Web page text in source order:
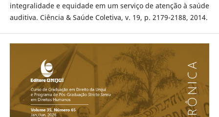
integralidade e equidade em um serviço de atenção à saúde
auditiva. Ciência & Saúde Coletiva, v. 19, p. 2179-2188, 2014.